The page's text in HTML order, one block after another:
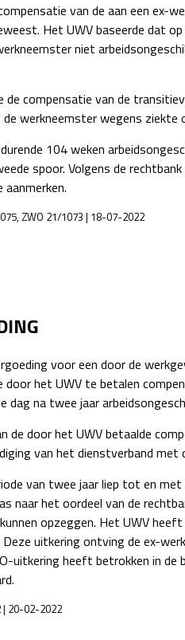
van de aan een
Het UWV baseerde dat
niet
compensatie van de
werkneemster wegens
104 weken
spoor. Volgens de
ZWO 21/1073 | 18-07-2022
voor een door de
door het UWV te betalen
na twee jaar
de door het UWV betaalde
van het dienstverband met
van twee jaar liep tot en
naar het oordeel van de
opzeggen. Het UWV
uitkering ontving de ex-
uitkering heeft betrokken in
| 20-02-2022